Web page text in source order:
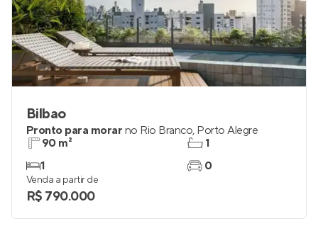
Bilbao
Pronto para morar no Rio Branco, Porto Alegre
90 m²
1
1
0
Venda a partir de
R$ 790.000